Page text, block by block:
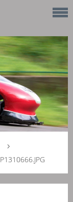
P1310666.JPG